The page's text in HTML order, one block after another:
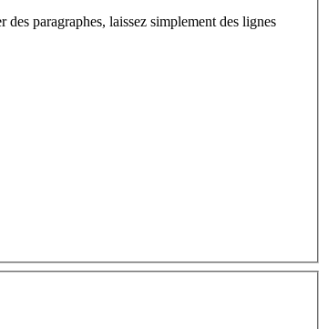
des paragraphes, laissez simplement des lignes